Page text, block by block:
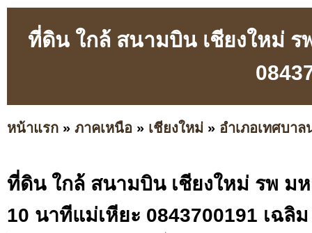
ที่ดิน ใกล้ สนามบิน เชียงใหม่
หน้าแรก » ภาคเหนือ » เชียงใหม่ » อำเภอเทศบาล
ที่ดิน ใกล้ สนามบิน เชียงใหม่ รพ ม
10 นาทีแม่เหียะ 0843700191 เฉลิม